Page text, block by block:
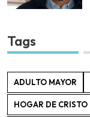
Tags
ADULTO MAYOR
HOGAR DE CRISTO